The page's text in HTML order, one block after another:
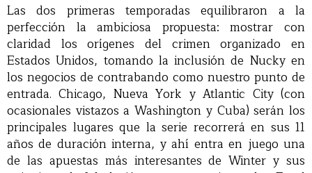
Las dos primeras temporadas equilibraron a la
perfección la ambiciosa propuesta: mostrar con
claridad los orígenes del crimen organizado en
Estados Unidos, tomando la inclusión de Nucky en
los negocios de contrabando como nuestro punto de
entrada. Chicago, Nueva York y Atlantic City (con
ocasionales vistazos a Washington y Cuba) serán los
principales lugares que la serie recorrerá en sus 11
años de duración interna, y ahí entra en juego una
de las apuestas más interesantes de Winter y sus